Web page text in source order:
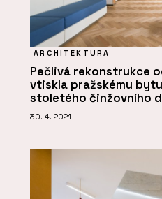
ARCHITEKTURA
Pečlivá rekonstrukce
vtiskla pražskému
stoletého činžovního
30. 4. 2021